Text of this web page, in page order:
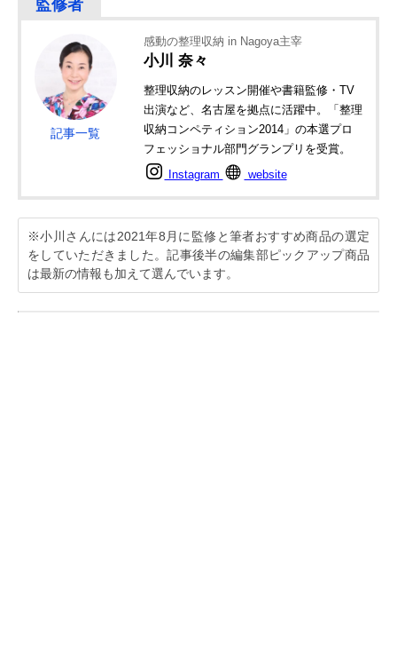
記事一覧
感動の整理収納 in Nagoya主宰
小川 奈々
整理収納のレッスン開催や書籍監修・TV
出演など、名古屋を拠点に活躍中。「整理
収納コンペティション2014」の本選プロ
フェッショナル部門グランプリを受賞。
Instagram website
※小川さんには2021年8月に監修と筆者おすすめ商品の選定
をしていただきました。記事後半の編集部ピックアップ商品
は最新の情報も加えて選んでいます。